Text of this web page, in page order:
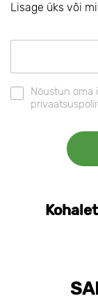
Lisage üks või
Nõustun oma